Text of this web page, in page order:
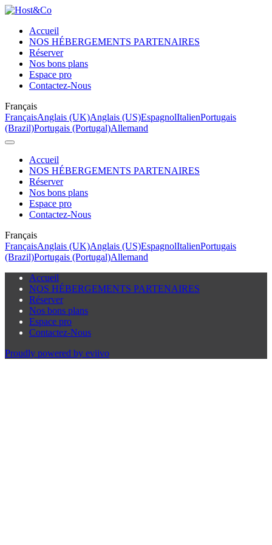
Accueil
NOS HÉBERGEMENTS PARTENAIRES
Réserver
Nos bons plans
Espace pro
Contactez-Nous
Français
FrançaisAnglais (UK)Anglais (US)EspagnolItalienPortugais
(Brazil)Portugais (Portugal)Allemand
Accueil
NOS HÉBERGEMENTS PARTENAIRES
Réserver
Nos bons plans
Espace pro
Contactez-Nous
Français
FrançaisAnglais (UK)Anglais (US)EspagnolItalienPortugais
(Brazil)Portugais (Portugal)Allemand
Accueil
NOS HÉBERGEMENTS PARTENAIRES
Réserver
Nos bons plans
Espace pro
Contactez-Nous
Proudly powered by eviivo